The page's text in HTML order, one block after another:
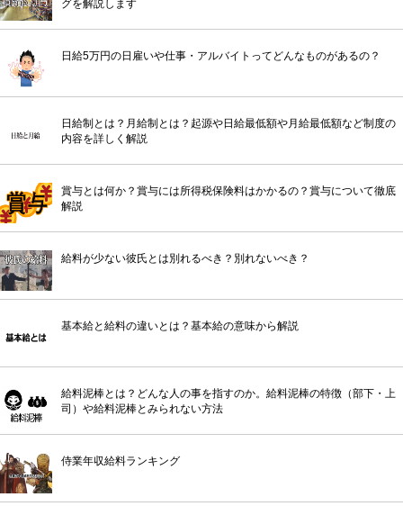
グを解説します
日給5万円の日雇いや仕事・アルバイトってどんなものがあるの？
日給制とは？月給制とは？起源や日給最低額や月給最低額など制度の
内容を詳しく解説
賞与とは何か？賞与には所得税保険料はかかるの？賞与について徹底
解説
給料が少ない彼氏とは別れるべき？別れないべき？
基本給と給料の違いとは？基本給の意味から解説
給料泥棒とは？どんな人の事を指すのか。給料泥棒の特徴（部下・上
司）や給料泥棒とみられない方法
侍業年収給料ランキング